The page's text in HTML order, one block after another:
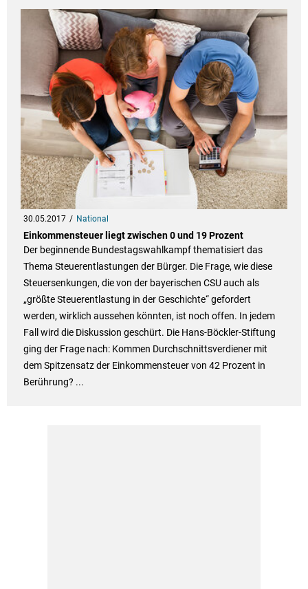
30.05.2017 National
Einkommensteuer liegt zwischen 0 und 19 Prozent
Der beginnende Bundestagswahlkampf thematisiert das
Thema Steuerentlastungen der Bürger. Die Frage, wie diese
Steuersenkungen, die von der bayerischen CSU auch als
„größte Steuerentlastung in der Geschichte“ gefordert
werden, wirklich aussehen könnten, ist noch offen. In jedem
Fall wird die Diskussion geschürt. Die Hans-Böckler-Stiftung
ging der Frage nach: Kommen Durchschnittsverdiener mit
dem Spitzensatz der Einkommensteuer von 42 Prozent in
Berührung? ...